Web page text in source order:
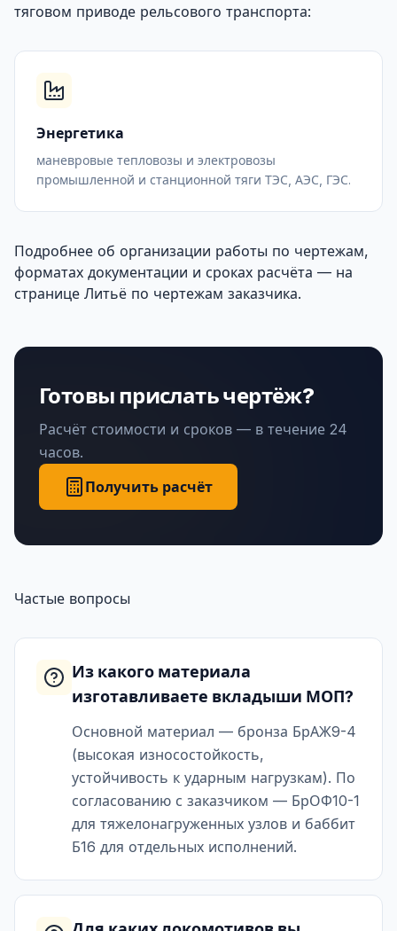
тяговом приводе рельсового транспорта:
Энергетика
маневровые тепловозы и электровозы
промышленной и станционной тяги ТЭС, АЭС, ГЭС.
Подробнее об организации работы по чертежам,
форматах документации и сроках расчёта — на
странице Литьё по чертежам заказчика.
Готовы прислать чертёж?
Расчёт стоимости и сроков — в течение 24
часов.
Получить расчёт
Частые вопросы
Из какого материала
изготавливаете вкладыши МОП?
Основной материал — бронза БрАЖ9-4
(высокая износостойкость,
устойчивость к ударным нагрузкам). По
согласованию с заказчиком — БрОФ10-1
для тяжелонагруженных узлов и баббит
Б16 для отдельных исполнений.